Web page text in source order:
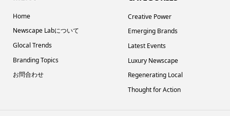
Home
Newscape Labについて
Glocal Trends
Branding Topics
お問合わせ
Creative Power
Emerging Brands
Latest Events
Luxury Newscape
Regenerating Local
Thought for Action